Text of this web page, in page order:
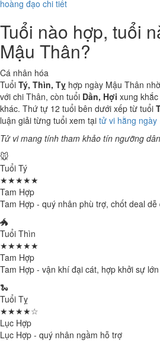
hoàng đạo chi tiết
Tuổi nào hợp, tuổi
Mậu Thân?
Cá nhân hóa
Tuổi Tý, Thìn, Tỵ hợp ngày Mậu Thân
với chi Thân, còn tuổi Dần, Hợi xung
khác. Thứ tự 12 tuổi bên dưới xếp từ tuổi
luận giải từng tuổi xem tại tử vi hằng ngày
Tử vi mang tính tham khảo tín ngưỡng
🐭
Tuổi Tý
★★★★★
Tam Hợp
Tam Hợp - quý nhân phù trợ, chốt deal dễ
🐲
Tuổi Thìn
★★★★★
Tam Hợp
Tam Hợp - vận khí đại cát, hợp khởi sự lớn
🐍
Tuổi Tỵ
★★★★☆
Lục Hợp
Lục Hợp - quý nhân ngầm hỗ trợ